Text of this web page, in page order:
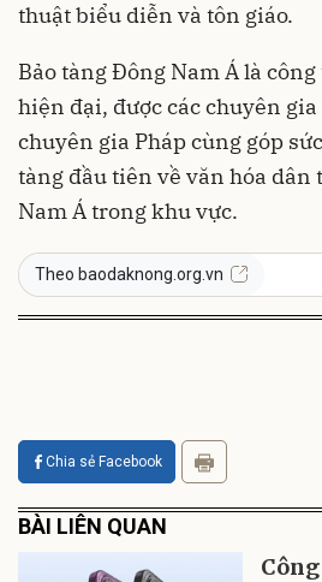
thuật biểu diễn và tôn giáo.
Bảo tàng Đông Nam Á là
hiện đại, được các chuyên
chuyên gia Pháp cùng góp
tàng đầu tiên về văn hóa dân
Nam Á trong khu vực.
Theo baodaknong.org.vn
Chia sẻ Facebook
BÀI LIÊN QUAN